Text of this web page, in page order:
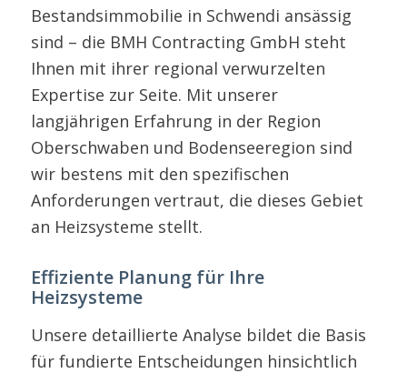
Bestandsimmobilie in Schwendi ansässig
sind – die BMH Contracting GmbH steht
Ihnen mit ihrer regional verwurzelten
Expertise zur Seite. Mit unserer
langjährigen Erfahrung in der Region
Oberschwaben und Bodenseeregion sind
wir bestens mit den spezifischen
Anforderungen vertraut, die dieses Gebiet
an Heizsysteme stellt.
Effiziente Planung für Ihre
Heizsysteme
Unsere detaillierte Analyse bildet die Basis
für fundierte Entscheidungen hinsichtlich